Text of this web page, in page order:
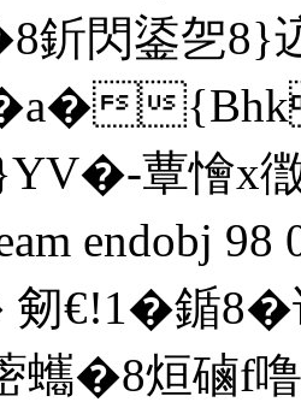
釿閃鋈
蕈懀x徾
endobj
€!1�鍎
蠵�8烜磠f